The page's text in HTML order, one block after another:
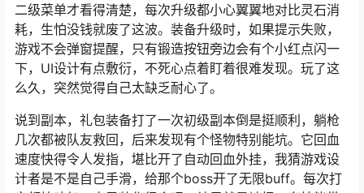
二级菜单才看得清楚，每次升级都小心翼翼地对比灵石消
耗，生怕没钱就废了这波。装备升级时，如果提示失败，
游戏不会弹窗提醒，只有锻造按钮旁边会有个小红点闪一
下，UI设计有点敷衍，不死心点着盯着很难发现。玩了这
么久，突然觉得自己太缺乏耐心了。
说到副本，礼包装备打了一次初级副本倒是挺顺利，躺枪
几次都被队友救回，后来发现有个怪物特别能坑。它回血
速度快得令人发指，堪比开了自动回血外挂，我猜游戏设
计者是不是自己手滑，给那个boss开了无限buff。每次打